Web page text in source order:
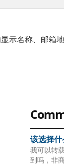
示名称、邮箱
该选择
我可以转
到吗，非